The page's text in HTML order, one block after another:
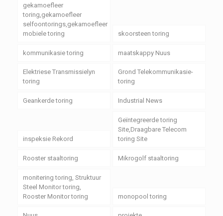
gekamoefleer
toring,gekamoefleer
selfoontorings,gekamoefleer
mobiele toring
skoorsteen toring
kommunikasie toring maatskappy Nuus
Elektriese Transmissielyn
toring
Grond Telekommunikasie-
toring
Geankerde toring Industrial News
inspeksie Rekord
Geïntegreerde toring
Site,Draagbare Telecom
toring Site
Rooster staaltoring Mikrogolf staaltoring
monitering toring, Struktuur
Steel Monitor toring,
Rooster Monitor toring
monopool toring